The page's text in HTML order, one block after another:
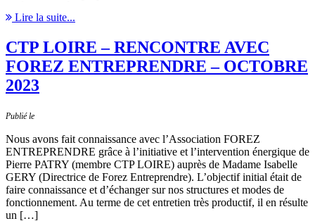
Lire la suite...
CTP LOIRE – RENCONTRE AVEC
FOREZ ENTREPRENDRE – OCTOBRE
2023
Publié le
Nous avons fait connaissance avec l’Association FOREZ
ENTREPRENDRE grâce à l’initiative et l’intervention énergique de
Pierre PATRY (membre CTP LOIRE) auprès de Madame Isabelle
GERY (Directrice de Forez Entreprendre). L’objectif initial était de
faire connaissance et d’échanger sur nos structures et modes de
fonctionnement. Au terme de cet entretien très productif, il en résulte
un […]